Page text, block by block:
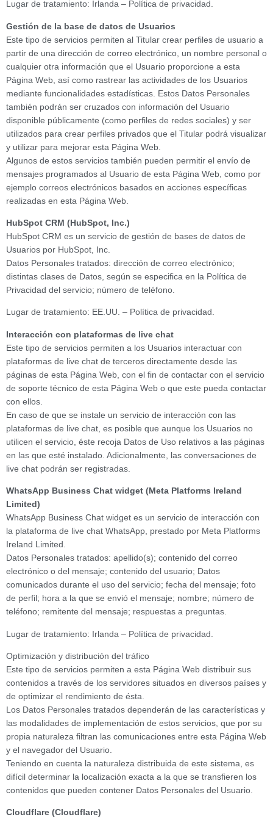
Lugar de tratamiento: Irlanda – Política de privacidad.
Gestión de la base de datos de Usuarios
Este tipo de servicios permiten al Titular crear perfiles de usuario a
partir de una dirección de correo electrónico, un nombre personal o
cualquier otra información que el Usuario proporcione a esta
Página Web, así como rastrear las actividades de los Usuarios
mediante funcionalidades estadísticas. Estos Datos Personales
también podrán ser cruzados con información del Usuario
disponible públicamente (como perfiles de redes sociales) y ser
utilizados para crear perfiles privados que el Titular podrá visualizar
y utilizar para mejorar esta Página Web.
Algunos de estos servicios también pueden permitir el envío de
mensajes programados al Usuario de esta Página Web, como por
ejemplo correos electrónicos basados en acciones específicas
realizadas en esta Página Web.
HubSpot CRM (HubSpot, Inc.)
HubSpot CRM es un servicio de gestión de bases de datos de
Usuarios por HubSpot, Inc.
Datos Personales tratados: dirección de correo electrónico;
distintas clases de Datos, según se especifica en la Política de
Privacidad del servicio; número de teléfono.
Lugar de tratamiento: EE.UU. – Política de privacidad.
Interacción con plataformas de live chat
Este tipo de servicios permiten a los Usuarios interactuar con
plataformas de live chat de terceros directamente desde las
páginas de esta Página Web, con el fin de contactar con el servicio
de soporte técnico de esta Página Web o que este pueda contactar
con ellos.
En caso de que se instale un servicio de interacción con las
plataformas de live chat, es posible que aunque los Usuarios no
utilicen el servicio, éste recoja Datos de Uso relativos a las páginas
en las que esté instalado. Adicionalmente, las conversaciones de
live chat podrán ser registradas.
WhatsApp Business Chat widget (Meta Platforms Ireland
Limited)
WhatsApp Business Chat widget es un servicio de interacción con
la plataforma de live chat WhatsApp, prestado por Meta Platforms
Ireland Limited.
Datos Personales tratados: apellido(s); contenido del correo
electrónico o del mensaje; contenido del usuario; Datos
comunicados durante el uso del servicio; fecha del mensaje; foto
de perfil; hora a la que se envió el mensaje; nombre; número de
teléfono; remitente del mensaje; respuestas a preguntas.
Lugar de tratamiento: Irlanda – Política de privacidad.
Optimización y distribución del tráfico
Este tipo de servicios permiten a esta Página Web distribuir sus
contenidos a través de los servidores situados en diversos países y
de optimizar el rendimiento de ésta.
Los Datos Personales tratados dependerán de las características y
las modalidades de implementación de estos servicios, que por su
propia naturaleza filtran las comunicaciones entre esta Página Web
y el navegador del Usuario.
Teniendo en cuenta la naturaleza distribuida de este sistema, es
difícil determinar la localización exacta a la que se transfieren los
contenidos que pueden contener Datos Personales del Usuario.
Cloudflare (Cloudflare)